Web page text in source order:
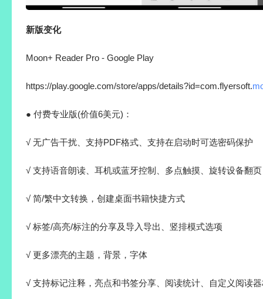
新版变化
Moon+ Reader Pro - Google Play
https://play.google.com/store/apps/details?id=com.flyersoft.
● 付费专业版(价值6美元)：
√ 无广告干扰、支持PDF格式、支持在启动时可选密码保护
√ 支持语音朗读、耳机或蓝牙控制、多点触摸、旋转设备翻页
√ 简/繁中文转换，创建桌面书籍快捷方式
√ 标签/高亮/标注的分享及导入导出、竖排模式选项
√ 更多漂亮的主题，背景，字体
√ 支持标记注释，亮点和书签分享、阅读统计、自定义阅读